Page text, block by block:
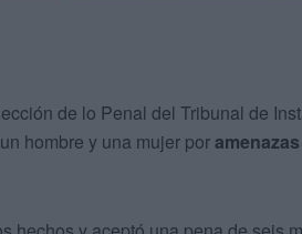
de lo Penal del Tribunal de
hombre y una mujer poramenazas